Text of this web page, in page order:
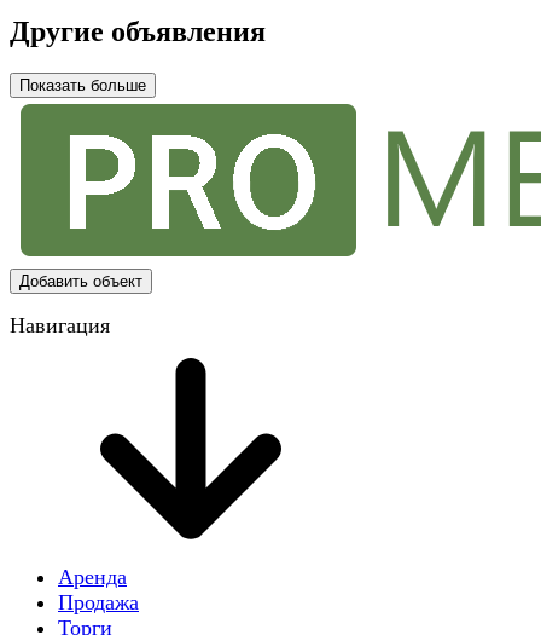
Другие объявления
Показать больше
Добавить объект
Навигация
Аренда
Продажа
Торги